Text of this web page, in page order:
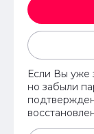
Если Вы уже
но забыли